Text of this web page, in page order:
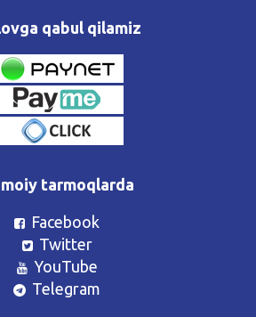
qabul qilamiz
tarmoqlarda
Facebook
Twitter
YouTube
Telegram